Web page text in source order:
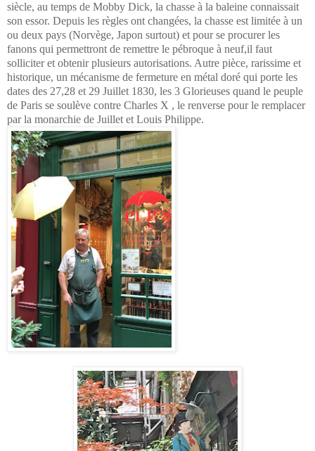
siècle, au temps de Mobby Dick, la chasse à la baleine connaissait
son essor. Depuis les règles ont changées, la chasse est limitée à un
ou deux pays (Norvège, Japon surtout) et pour se procurer les
fanons qui permettront de remettre le pébroque à neuf,il faut
solliciter et obtenir plusieurs autorisations. Autre pièce, rarissime et
historique, un mécanisme de fermeture en métal doré qui porte les
dates des 27,28 et 29 Juillet 1830, les 3 Glorieuses quand le peuple
de Paris se soulève contre Charles X , le renverse pour le remplacer
par la monarchie de Juillet et Louis Philippe.